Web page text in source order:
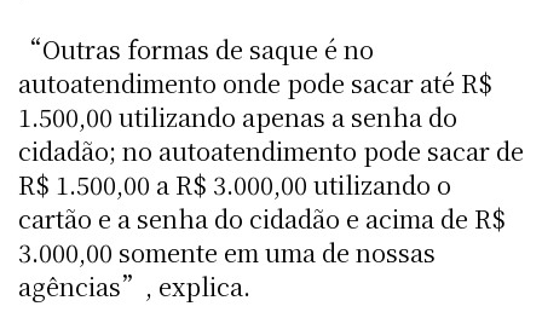
“Outras formas de saque é no
autoatendimento onde pode sacar até R$
1.500,00 utilizando apenas a senha do
cidadão; no autoatendimento pode sacar de
R$ 1.500,00 a R$ 3.000,00 utilizando o
cartão e a senha do cidadão e acima de R$
3.000,00 somente em uma de nossas
agências”, explica.